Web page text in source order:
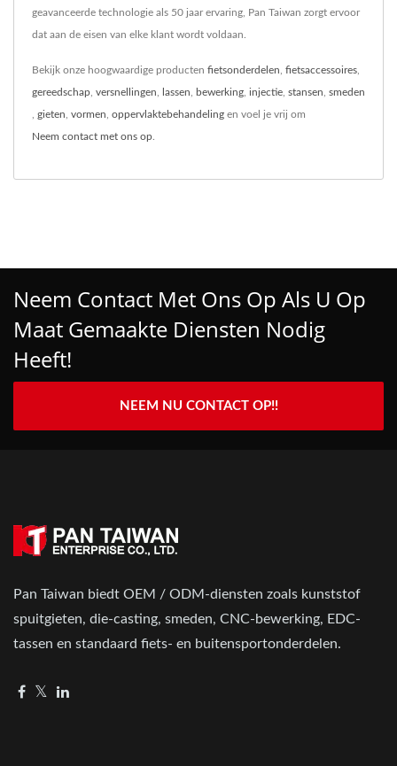
geavanceerde technologie als 50 jaar ervaring, Pan Taiwan zorgt ervoor
dat aan de eisen van elke klant wordt voldaan.
Bekijk onze hoogwaardige producten fietsonderdelen fietsaccessoires
gereedschap versnellingen lassen bewerking injectie stansen smeden
gieten vormen oppervlaktebehandeling en voel je vrij om
Neem contact met ons op
Neem Contact Met Ons Op Als U Op
Maat Gemaakte Diensten Nodig
Heeft!
NEEM NU CONTACT OP!!
Pan Taiwan biedt OEM / ODM-diensten zoals kunststof
spuitgieten, die-casting, smeden, CNC-bewerking, EDC-
tassen en standaard fiets- en buitensportonderdelen.